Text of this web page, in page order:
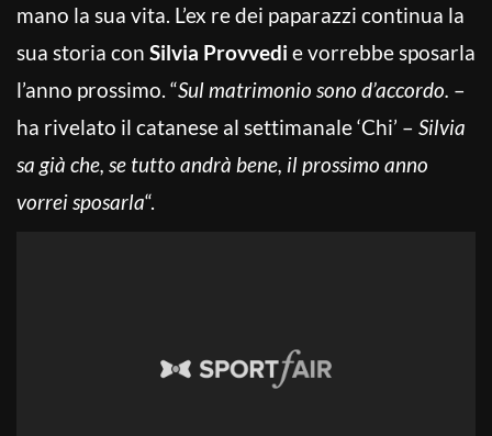
mano la sua vita. L’ex re dei paparazzi continua la
sua storia con Silvia Provvedi e vorrebbe sposarla
l’anno prossimo. “Sul matrimonio sono d’accordo. –
ha rivelato il catanese al settimanale ‘Chi’ – Silvia
sa già che, se tutto andrà bene, il prossimo anno
vorrei sposarla“.